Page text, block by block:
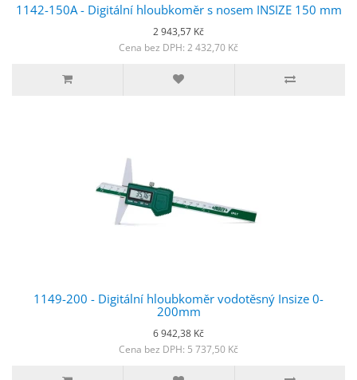
1142-150A - Digitální hloubkoměr s nosem INSIZE 150 mm
2 943,57 Kč
Cena bez DPH: 2 432,70 Kč
1149-200 - Digitální hloubkoměr vodotěsný Insize 0-
200mm
6 942,38 Kč
Cena bez DPH: 5 737,50 Kč